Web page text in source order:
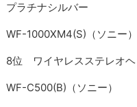
プラチナシルバー
WF-1000XM4(S)（ソニー）
8位 ワイヤレスステレオヘ
WF-C500(B)（ソニー）